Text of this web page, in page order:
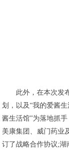
此外，在本次发
划，以及“我的爱酱
酱生活馆”为落地抓
美康集团、威门药业
订了战略合作协议;